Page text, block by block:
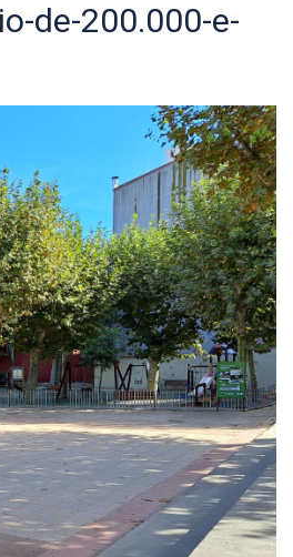
de-200.000-e-